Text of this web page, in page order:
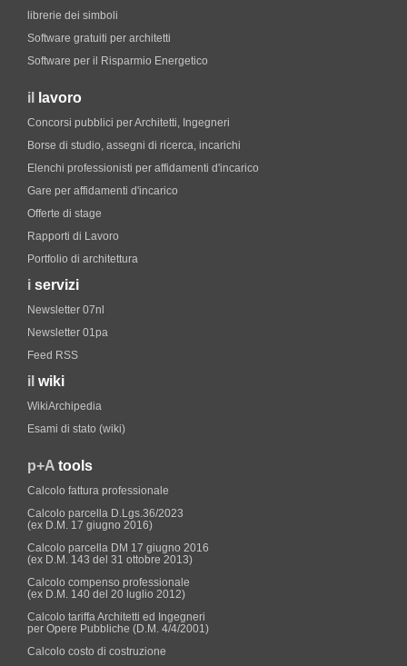
librerie dei simboli
Software gratuiti per architetti
Software per il Risparmio Energetico
il lavoro
Concorsi pubblici per Architetti, Ingegneri
Borse di studio, assegni di ricerca, incarichi
Elenchi professionisti per affidamenti d'incarico
Gare per affidamenti d'incarico
Offerte di stage
Rapporti di Lavoro
Portfolio di architettura
i servizi
Newsletter 07nl
Newsletter 01pa
Feed RSS
il wiki
WikiArchipedia
Esami di stato (wiki)
p+A tools
Calcolo fattura professionale
Calcolo parcella D.Lgs.36/2023
(ex D.M. 17 giugno 2016)
Calcolo parcella DM 17 giugno 2016
(ex D.M. 143 del 31 ottobre 2013)
Calcolo compenso professionale
(ex D.M. 140 del 20 luglio 2012)
Calcolo tariffa Architetti ed Ingegneri
per Opere Pubbliche (D.M. 4/4/2001)
Calcolo costo di costruzione